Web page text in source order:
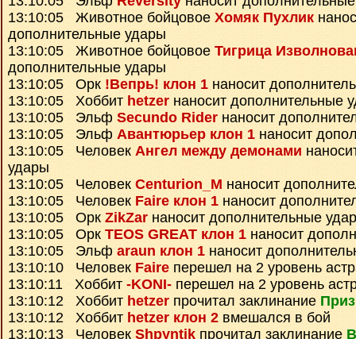
13:10:05 Животное бойцовое Хомяк Пухлик
дополнительные удары
13:10:05 Животное бойцовое Тигрица
дополнительные удары
13:10:05 Орк !Вепрь! клон 1 наносит
13:10:05 Хоббит hetzer наносит дополнительные
13:10:05 Эльф Secundo Rider наносит
13:10:05 Эльф Авантюрьер клон 1 наносит
13:10:05 Человек Ангел между демонами
удары
13:10:05 Человек Centurion_M наносит
13:10:05 Человек Faire клон 1 наносит
13:10:05 Орк ZikZar наносит дополнительные
13:10:05 Орк TEOS GREAT клон 1 наносит
13:10:05 Эльф araun клон 1 наносит
13:10:10 Человек Faire перешел на 2 уровень
13:10:11 Хоббит -KONI- перешел на 2 уровень
13:10:12 Хоббит hetzer прочитал заклинание
13:10:12 Хоббит hetzer клон 2 вмешался в бой
13:10:13 Человек Shpyntik прочитал заклинание